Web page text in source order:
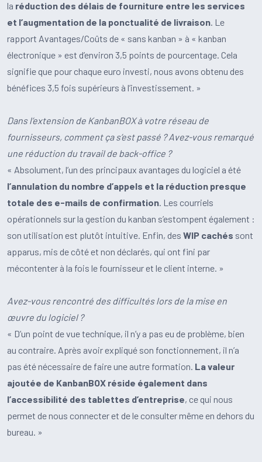
la réduction des délais de fourniture entre les services
et l’augmentation de la ponctualité de livraison . Le
rapport Avantages/Coûts de « sans kanban » à « kanban
électronique » est d’environ 3,5 points de pourcentage. Cela
signifie que pour chaque euro investi, nous avons obtenu des
bénéfices 3,5 fois supérieurs à l’investissement. »
Dans l’extension de KanbanBOX à votre réseau de
fournisseurs, comment ça s’est passé ? Avez-vous remarqué
une réduction du travail de back-office ?
« Absolument, l’un des principaux avantages du logiciel a été
l’annulation du nombre d’appels et la réduction presque
totale des e-mails de confirmation . Les courriels
opérationnels sur la gestion du kanban s’estompent également :
son utilisation est plutôt intuitive. Enfin, des WIP cachés sont
apparus, mis de côté et non déclarés, qui ont fini par
mécontenter à la fois le fournisseur et le client interne. »
Avez-vous rencontré des difficultés lors de la mise en
œuvre du logiciel ?
« D’un point de vue technique, il n’y a pas eu de problème, bien
au contraire. Après avoir expliqué son fonctionnement, il n’a
pas été nécessaire de faire une autre formation. La valeur
ajoutée de KanbanBOX réside également dans
l’accessibilité des tablettes d’entreprise, ce qui nous
permet de nous connecter et de le consulter même en dehors du
bureau. »